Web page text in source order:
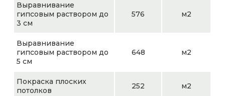
Выравнивание
гипсовым раствором до
3 см
576 м2
Выравнивание
гипсовым раствором до
5 см
648 м2
Покраска плоских
потолков
252 м2